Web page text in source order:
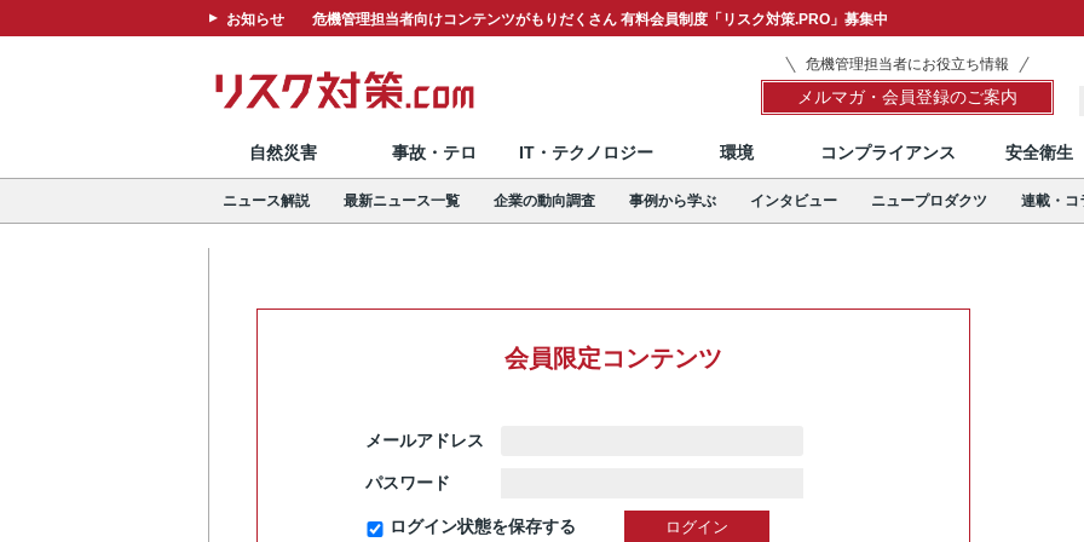
お知らせ 危機管理担当者向けコンテンツがもりだくさん 有料会員制度「リスク対策.PRO」募集中
危機管理担当者にお役立ち情報
メルマガ・会員登録のご案内
自然災害 事故・テロ IT・テクノロジー 環境 コンプライアンス 安全衛生
ニュース解説 最新ニュース一覧 企業の動向調査 事例から学ぶ インタビュー ニュープロダクツ 連載・コ
会員限定コンテンツ
メールアドレス
パスワード
ログイン状態を保存する